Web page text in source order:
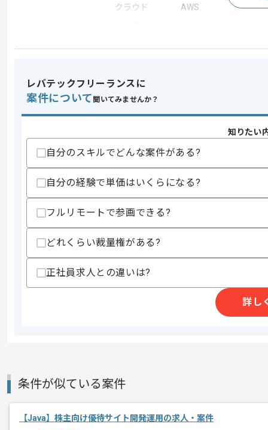
クラウド
AWS
特徴
スキル
・Webアプリケーションの開発経験（
・AWS利用経験
・未経験言語を調査し使用した経験
歓迎スキル
・要件定義の経験
・AWSを利用したアプリケーション開
・Elasticsearch など全文検索エンジン
・React などのコンポーネント指向フ
・TypeScript での開発経験
・アジャイル・スクラムでの開発の経験
精算・お支払い
精算基準時間
140時間〜180時間
レバテックフリーランスに
案件について 聞いてみませんか？
知りたい
自分のスキルでどんな案件がある?
自分の経験で単価はいくらになる?
フルリモートで参画できる?
どれくらい裁量権がある?
正社員求人との違いは?
詳し
条件が似ている案件
【Java】株主向け優待サイト開発運用の求人・案件